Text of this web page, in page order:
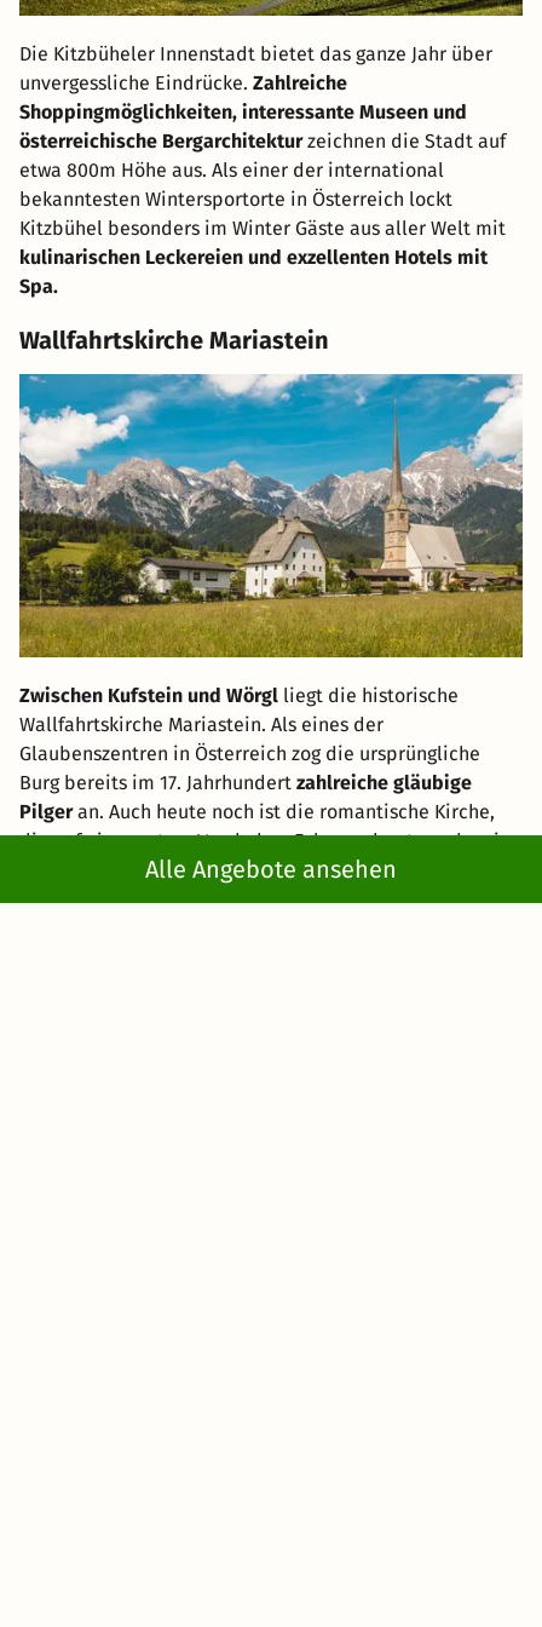
Alle Angebote ansehen
unserer Kunden aus dem Bereich: Sport- und
Die Kitzbüheler Innenstadt bietet das ganze Jahr über
unvergessliche Eindrücke. Zahlreiche
Shoppingmöglichkeiten, interessante Museen und
österreichische Bergarchitekturzeichnen die Stadt auf
etwa 800m Höhe aus. Als einer der international
bekanntesten Wintersportorte in Österreich lockt
Kitzbühel besonders im Winter Gäste aus aller Welt mit
kulinarischen Leckereien und exzellenten Hotels mit
Spa.
Wallfahrtskirche Mariastein
Zwischen Kufstein und Wörgl liegt die historische
Wallfahrtskirche Mariastein. Als eines der
Glaubenszentren in Österreich zog die ursprüngliche
Burg bereits im 17. Jahrhundert zahlreiche gläubige
Pilgeran. Auch heute noch ist die romantische Kirche,
die auf einem etwa 14m hohen Felsen erbaut wurde, ein
beliebtes Ziel für gläubige und nicht-gläubige Touristen.